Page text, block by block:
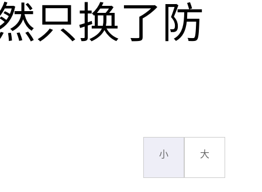
只换了防
小 大